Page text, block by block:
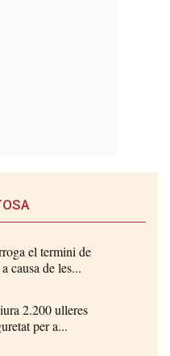
el termini de
causa de les...
2.200 ulleres
per a...